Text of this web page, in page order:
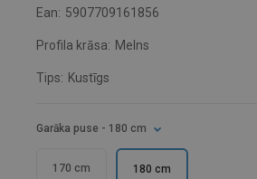
Ean: 5907709161856
Profila krāsa: Melns
Tips: Kustīgs
Garāka puse - 180 cm
170 cm 180 cm